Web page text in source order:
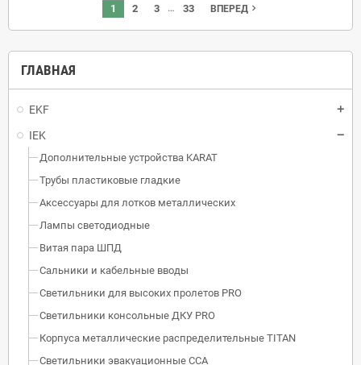
ГЛАВНАЯ
EKF
IEK
Дополнительные устройства KARAT
Трубы пластиковые гладкие
Аксессуары для лотков металлических
Лампы светодиодные
Витая пара ШПД
Сальники и кабельные вводы
Светильники для высоких пролетов PRO
Светильники консольные ДКУ PRO
Корпуса металлические распределительные TITAN
Светильники эвакуационные ССА
1 2 3 … 33 ВПЕРЕДnavigate_next